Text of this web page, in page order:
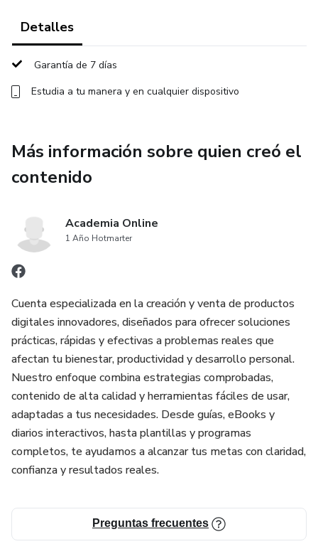
Detalles
Garantía de 7 días
Estudia a tu manera y en cualquier dispositivo
Más información sobre quien creó el
contenido
Academia Online
1 Año Hotmarter
Cuenta especializada en la creación y venta de productos
digitales innovadores, diseñados para ofrecer soluciones
prácticas, rápidas y efectivas a problemas reales que
afectan tu bienestar, productividad y desarrollo personal.
Nuestro enfoque combina estrategias comprobadas,
contenido de alta calidad y herramientas fáciles de usar,
adaptadas a tus necesidades. Desde guías, eBooks y
diarios interactivos, hasta plantillas y programas
completos, te ayudamos a alcanzar tus metas con claridad,
confianza y resultados reales.
Preguntas frecuentes